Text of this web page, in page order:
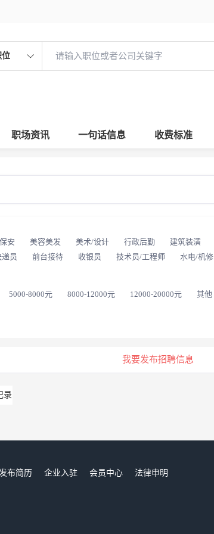
位
职场资讯 一句话信息 收费标准
安 美容美发 美术/设计 行政后勤 建筑装潢
递员 前台接待 收银员 技术员/工程师 水电/机修
5000-8000元 8000-12000元 12000-20000元 其他
我要发布招聘信息
录
布简历 企业入驻 会员中心
法律申明